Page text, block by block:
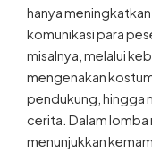
hanya
komunikasi para
misalnya, melalui
mengenakan
pendukung, hingga
cerita. Dalam
menunjukkan